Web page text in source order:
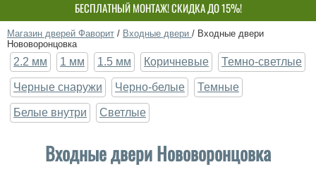
БЕСПЛАТНЫЙ МОНТАЖ! СКИДКА ДО 15%!
СОБСТВЕННОЕ ПРОИЗВОДСТВО-НЕ ПЕРЕПЛАЧИВАЙ!
Магазин дверей Фаворит / Входные двери / Входные двери
Нововоронцовка
2.2 мм 1 мм 1.5 мм Коричневые Темно-светлые
Черные снаружи Черно-белые Темные
Белые внутри Светлые
Входные двери Нововоронцовка